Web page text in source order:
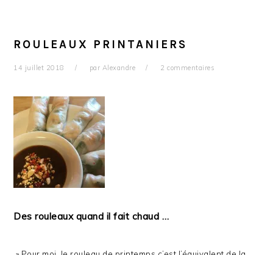
ROULEAUX PRINTANIERS
14 juillet 2018 par Alexandre 2 commentaires
Des rouleaux quand il fait chaud …